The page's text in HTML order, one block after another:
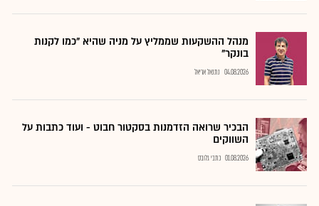
מנהל ההשקעות שממליץ על מניה שהיא "כמו לקנות
בונקר"
04.08.2026 נתנאל אריאל
הבכיר שרואה הזדמנות בסקטור חבוט - ועוד כתבות על
השווקים
01.08.2026 כתבי גלובס